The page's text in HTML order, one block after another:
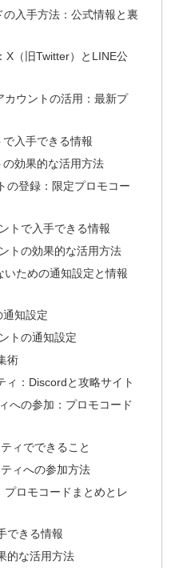
入手方法：公式情報と裏
X（旧Twitter）とLINE公
カウントの活用：最新プ
入手できる情報
効果的な活用方法
の登録：限定プロモコー
トで入手できる情報
トの効果的な活用方法
いための通知設定と情報
知設定
トの通知設定
術
ィ：Discordと攻略サイト
への参加：プロモコード
ィでできること
ィへの参加方法
プロモコードまとめとレ
できる情報
的な活用方法